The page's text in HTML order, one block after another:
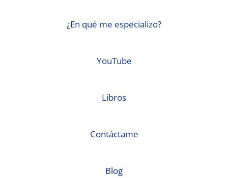
¿En qué me especializo?
YouTube
Libros
Contáctame
Blog